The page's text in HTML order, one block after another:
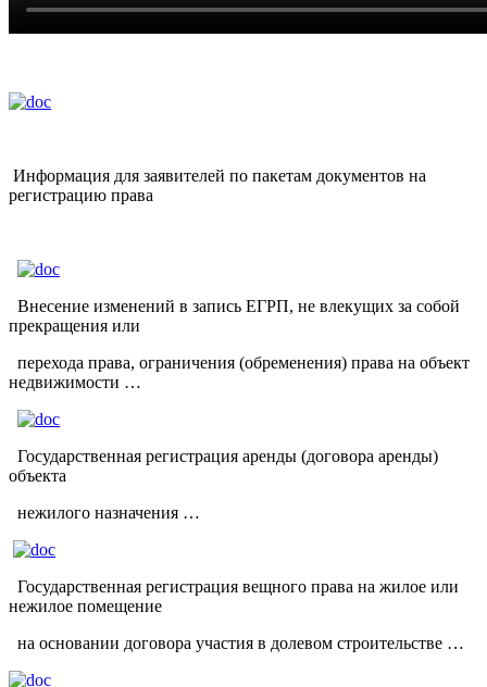
Информация для заявителей по пакетам документов на
регистрацию права
Внесение изменений в запись ЕГРП, не влекущих за собой
прекращения или
перехода права, ограничения (обременения) права на объект
недвижимости …
Государственная регистрация аренды (договора аренды)
объекта
нежилого назначения …
Государственная регистрация вещного права на жилое или
нежилое помещение
на основании договора участия в долевом строительстве …